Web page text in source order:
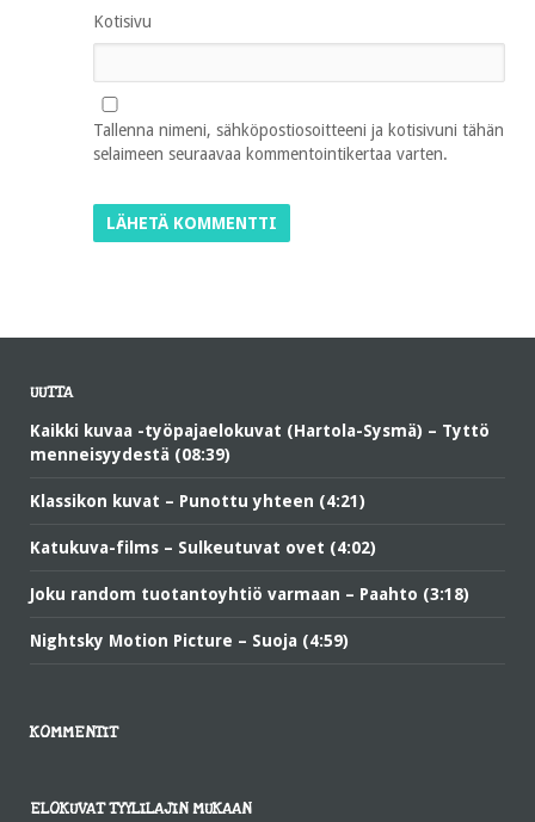
Kotisivu
Tallenna nimeni, sähköpostiosoitteeni ja kotisivuni tähän
selaimeen seuraavaa kommentointikertaa varten.
UUTTA
Kaikki kuvaa -työpajaelokuvat (Hartola-Sysmä) – Tyttö
menneisyydestä (08:39)
Klassikon kuvat – Punottu yhteen (4:21)
Katukuva-films – Sulkeutuvat ovet (4:02)
Joku random tuotantoyhtiö varmaan – Paahto (3:18)
Nightsky Motion Picture – Suoja (4:59)
KOMMENTIT
ELOKUVAT TYYLILAJIN MUKAAN